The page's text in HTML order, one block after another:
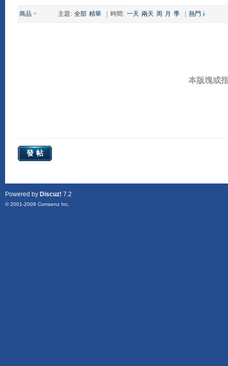
商品 主題: 全部 精華 時間: 一天 兩天 周 月 季 熱門
本版塊或
發帖
Powered by Discuz! 7.2
© 2001-2009 Comsenz Inc.